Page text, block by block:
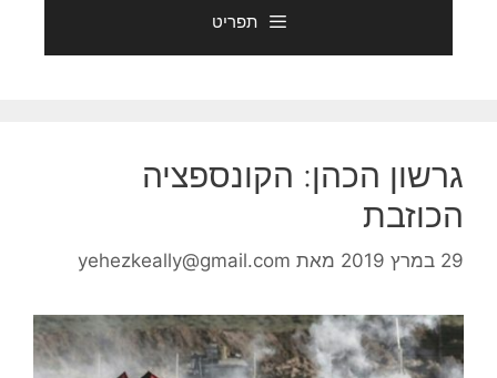
תפריט
גרשון הכהן: הקונספציה
הכוזבת
29 במרץ 2019 מאת yehezkeally@gmail.com